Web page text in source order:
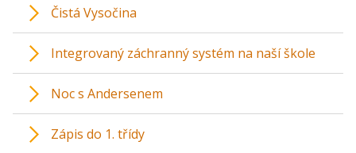
Čistá Vysočina
Integrovaný záchranný systém na naší škole
Noc s Andersenem
Zápis do 1. třídy